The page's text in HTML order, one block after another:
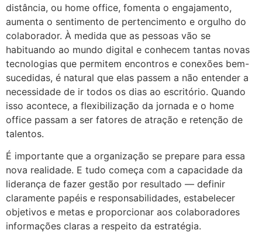
distância, ou home office, fomenta o engajamento,
aumenta o sentimento de pertencimento e orgulho do
colaborador. À medida que as pessoas vão se
habituando ao mundo digital e conhecem tantas novas
tecnologias que permitem encontros e conexões bem-
sucedidas, é natural que elas passem a não entender a
necessidade de ir todos os dias ao escritório. Quando
isso acontece, a flexibilização da jornada e o home
office passam a ser fatores de atração e retenção de
talentos.
É importante que a organização se prepare para essa
nova realidade. E tudo começa com a capacidade da
liderança de fazer gestão por resultado — definir
claramente papéis e responsabilidades, estabelecer
objetivos e metas e proporcionar aos colaboradores
informações claras a respeito da estratégia.